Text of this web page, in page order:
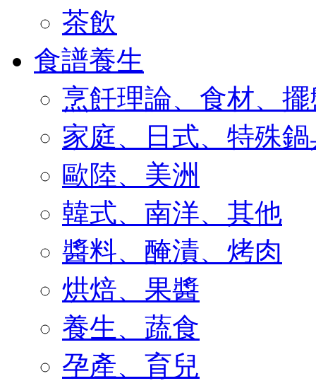
茶飲
食譜養生
烹飪理論、食材、擺
家庭、日式、特殊鍋
歐陸、美洲
韓式、南洋、其他
醬料、醃漬、烤肉
烘焙、果醬
養生、蔬食
孕產、育兒